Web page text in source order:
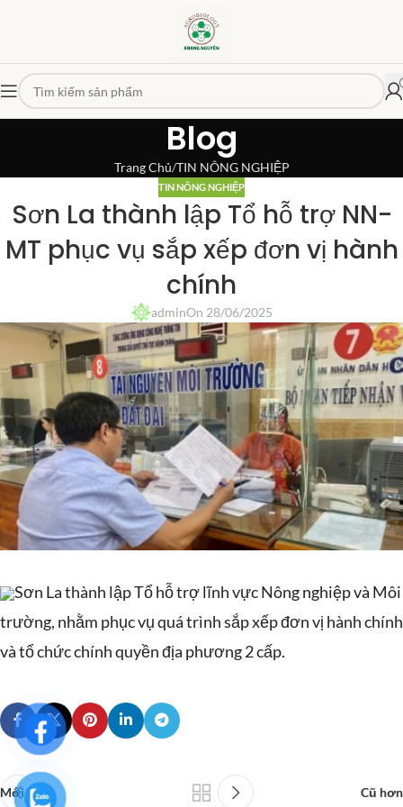
Blog
Trang Chủ TIN NÔNG NGHIỆP
TIN NÔNG NGHIỆP
Sơn La thành lập Tổ hỗ trợ NN-
MT phục vụ sắp xếp đơn vị hành
chính
adminOn 28/06/2025
Sơn La thành lập Tổ hỗ trợ lĩnh vực Nông nghiệp và Môi
trường, nhằm phục vụ quá trình sắp xếp đơn vị hành chính
và tổ chức chính quyền địa phương 2 cấp.
Mới hơn Cũ hơn